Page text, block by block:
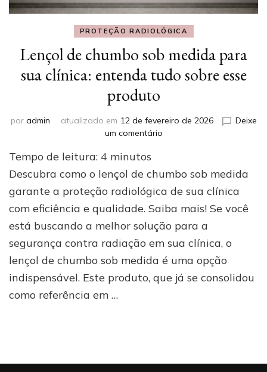
PROTEÇÃO RADIOLÓGICA
Lençol de chumbo sob medida para
sua clínica: entenda tudo sobre esse
produto
por admin atualizado em 12 de fevereiro de 2026
Deixe
um comentárioem
chumbo
medida
para
sua
clínica:
entenda
tudo
esse
Tempo de leitura: 4 minutos
Descubra como o lençol de chumbo sob medida
garante a proteção radiológica de sua clínica
com eficiência e qualidade. Saiba mais! Se você
está buscando a melhor solução para a
segurança contra radiação em sua clínica, o
lençol de chumbo sob medida é uma opção
indispensável. Este produto, que já se consolidou
como referência em …